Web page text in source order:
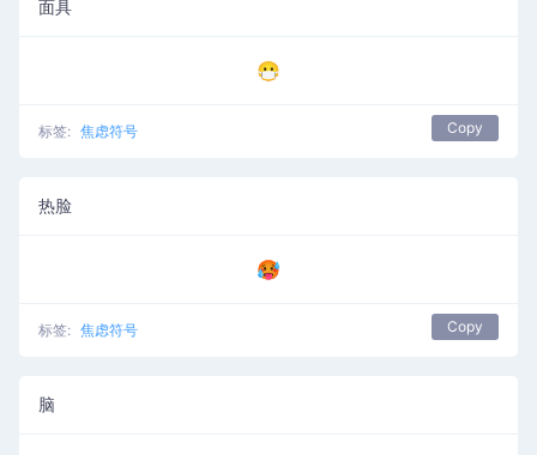
面具
😷
标签: 焦虑符号 Copy
热脸
🥵
标签: 焦虑符号 Copy
脑